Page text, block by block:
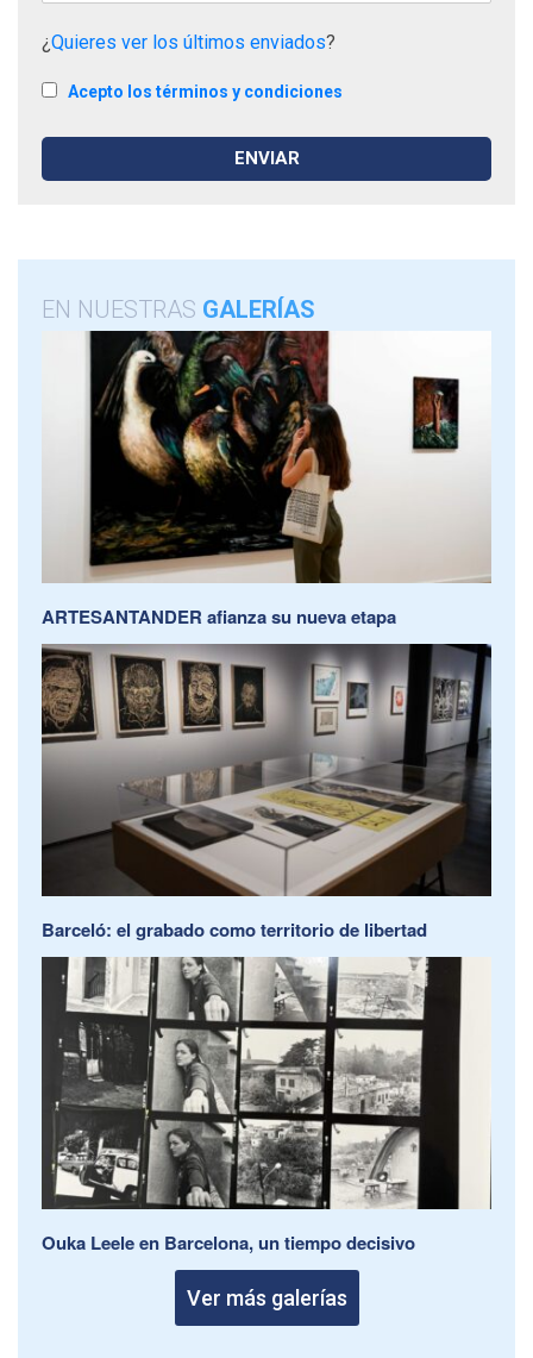
¿Quieres ver los últimos enviados?
Acepto los términos y condiciones
EN NUESTRAS GALERÍAS
ARTESANTANDER afianza su nueva etapa
Barceló: el grabado como territorio de libertad
Ouka Leele en Barcelona, un tiempo decisivo
Ver más galerías